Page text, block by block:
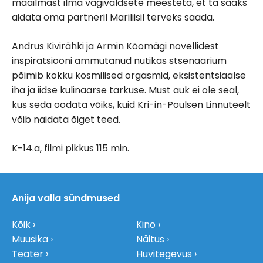
maailmast ilma vägivaldsete meesteta, et ta saaks
aidata oma partneril Mariliisil terveks saada.
Andrus Kivirähki ja Armin Kõomägi novellidest
inspiratsiooni ammutanud nutikas stsenaarium
põimib kokku kosmilised orgasmid, eksistentsiaalse
iha ja iidse kulinaarse tarkuse. Must auk ei ole seal,
kus seda oodata võiks, kuid Kri-in-Poulsen Linnuteelt
võib näidata õiget teed.
K-14.a, filmi pikkus 115 min.
Anija valla sündmused
Kõik
Muusika
Teater
Kino
Näitus
Huvitegevus